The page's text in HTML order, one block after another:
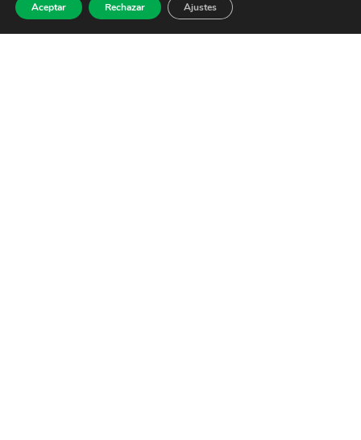
Aceptar Rechazar Ajustes